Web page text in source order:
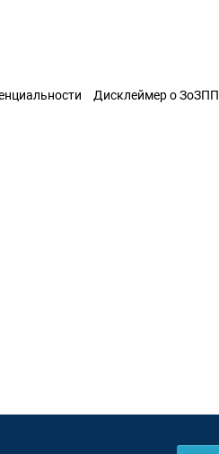
Дисклеймер о ЗоЗПП